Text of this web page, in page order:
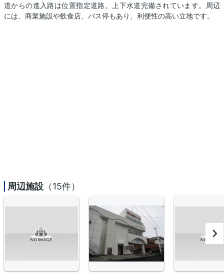
道からの進入路は位置指定道路。上下水道完備されています。周辺
には、商業施設や飲食店、バス停もあり、利便性の高い立地です。
周辺施設 （15件）